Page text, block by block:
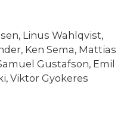
Linus Wahlqvist,
Ken Sema, Mattias
Gustafson, Emil
Viktor Gyokeres